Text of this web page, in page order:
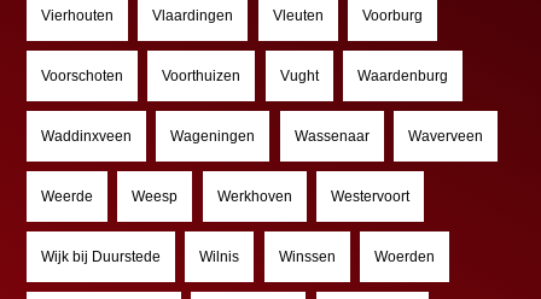
Vierhouten Vlaardingen Vleuten Voorburg
Voorschoten Voorthuizen Vught Waardenburg
Waddinxveen Wageningen Wassenaar Waverveen
Weerde Weesp Werkhoven Westervoort
Wijk bij Duurstede Wilnis Winssen Woerden